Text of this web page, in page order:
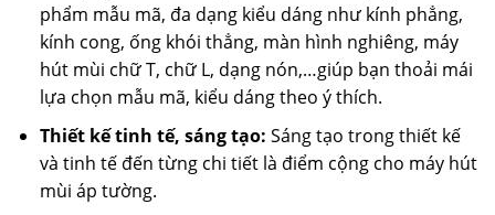
phẩm mẫu mã, đa dạng kiểu dáng như kính phẳng,
kính cong, ống khói thẳng, màn hình nghiêng, máy
hút mùi chữ T, chữ L, dạng nón,…giúp bạn thoải mái
lựa chọn mẫu mã, kiểu dáng theo ý thích.
Thiết kế tinh tế, sáng tạo: Sáng tạo trong thiết kế
và tinh tế đến từng chi tiết là điểm cộng cho máy hút
mùi áp tường.